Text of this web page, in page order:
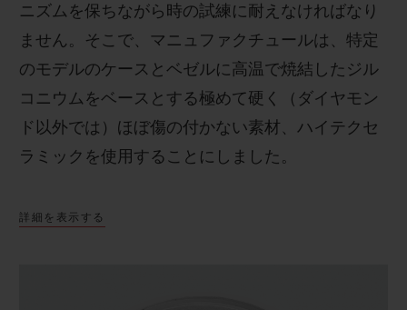
ニズムを保ちながら時の試練に耐えなければなり
ません。そこで、マニュファクチュールは、特定
のモデルのケースとベゼルに高温で焼結したジル
コニウムをベースとする極めて硬く（ダイヤモン
ド以外では）ほぼ傷の付かない素材、ハイテクセ
ラミックを使用することにしました。
詳細を表示する